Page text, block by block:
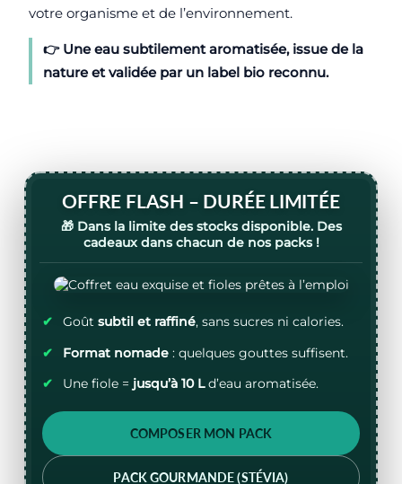
votre organisme et de l’environnement.
👉 Une eau subtilement aromatisée, issue de la
natureet validée par un label bio reconnu.
OFFRE FLASH – DURÉE LIMITÉE
🎁 Dans la limite des stocks disponible. Des
cadeaux dans chacun de nos packs !
✔ Goût subtil et raffiné, sans sucres ni calories.
✔
Format nomade: quelques gouttes suffisent.
✔
Une fiole = jusqu’à 10 Ld’eau aromatisée.
COMPOSER MON PACK
PACK GOURMANDE (STÉVIA)